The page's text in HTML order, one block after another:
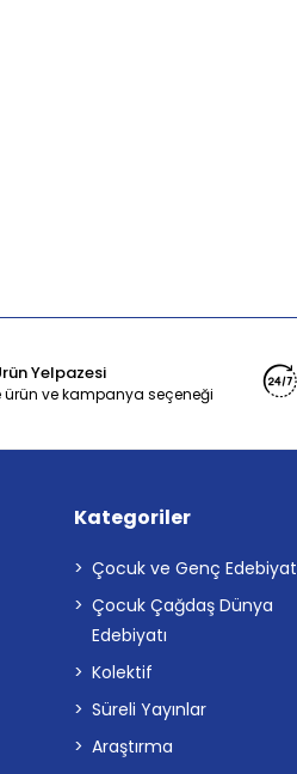
Yelpazesi
ürün ve kampanya seçeneği
Kategoriler
Çocuk ve Genç Edebiyat
Çocuk Çağdaş Dünya
Edebiyatı
Kolektif
Süreli Yayınlar
Araştırma